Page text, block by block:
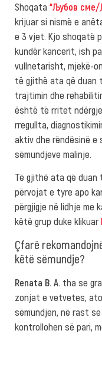
Shoqata “Љубов сме/
krijuar si nismë e
e 3 vjet. Kjo shoqatë
kundër kancerit, ish
vullnetarisht, mjekë-
të gjithë ata që duan
trajtimin dhe
është të rritet
rregullta,
aktiv dhe rëndësinë
sëmundjeve malinje.
Të gjithë ata që duan
përvojat e tyre apo
përgjigje në lidhje me
këtë grup duke klikuar
Çfarë
këtë sëmundje?
Renata B. A. tha se
zonjat e vetvetes,
sëmundjen, në rast
kontrollohen së pari,